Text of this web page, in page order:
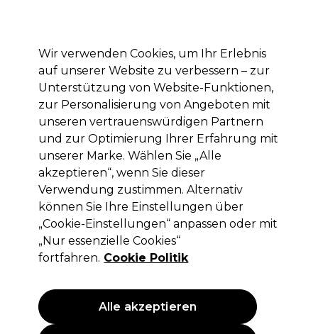
Anmelden
Marken Deals Haare Elektrogeräte Saloneinrichtung
Lieferung und Lieferzeiten
– mehr erfahren
Parlux
Parlux Ethos Hairdryer Titanium
2300W
(0)
276,95 € ohne MwSt.
(PROFI-PREIS)
329,57 €inkl. MwSt.)
Wir verwenden Cookies, um Ihr Erlebnis
auf unserer Website zu verbessern – zur
Unterstützung von Website-Funktionen,
zur Personalisierung von Angeboten mit
unseren vertrauenswürdigen Partnern
und zur Optimierung Ihrer Erfahrung mit
unserer Marke. Wählen Sie „Alle
akzeptieren“, wenn Sie dieser
Verwendung zustimmen. Alternativ
können Sie Ihre Einstellungen über
„Cookie-Einstellungen“ anpassen oder mit
„Nur essenzielle Cookies“
fortfahren. Cookie Politik
Alle akzeptieren